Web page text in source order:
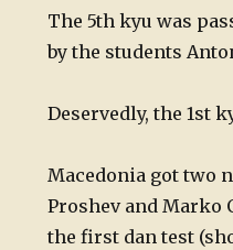
The 5th kyu was
by the students
Deservedly, the 1st
Macedonia got two
Proshev and Marko
the first dan test